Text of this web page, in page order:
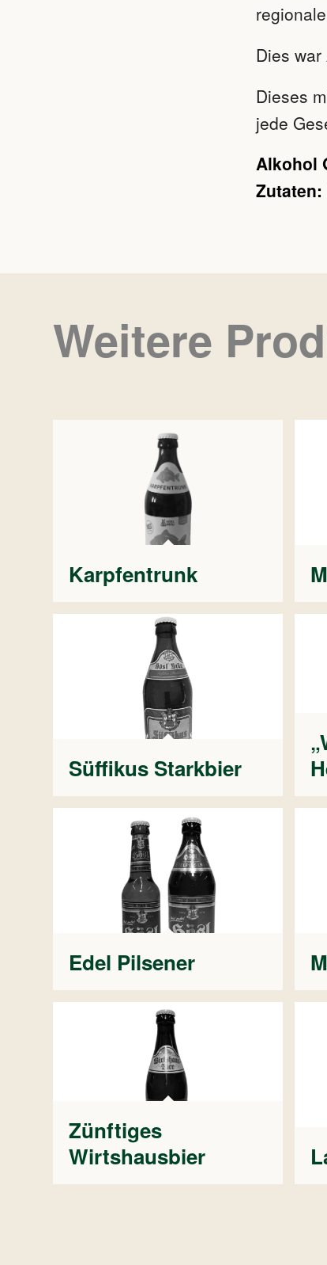
Dies
Dieses
jede
Alkohol
Zutaten:
Weitere
Karpfentrunk
Süffikus Starkbier
Edel Pilsener
Zünftiges
Wirtshausbier